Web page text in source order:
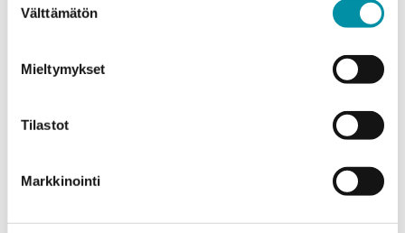
valinta
Välttämätön
Mieltymykset
Tilastot
Markkinointi
Valitse tuote ja syötä tilauksen määrä metreinä. Huomioithan, että
Tuote*